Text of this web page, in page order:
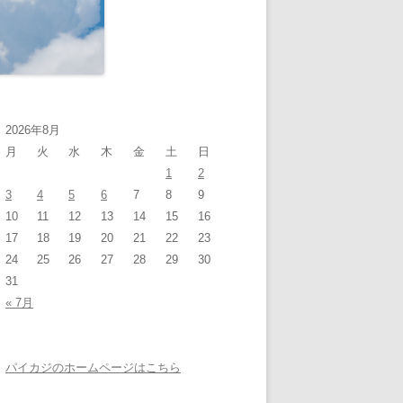
2026年8月
月
火 水 木 金 土
日
1
2
3
4 5 6 7 8
9
10
11 12 13 14 15
16
17
18 19 20 21 22
23
24
25 26 27 28 29
30
31
« 7月
パイカジのホームページはこちら